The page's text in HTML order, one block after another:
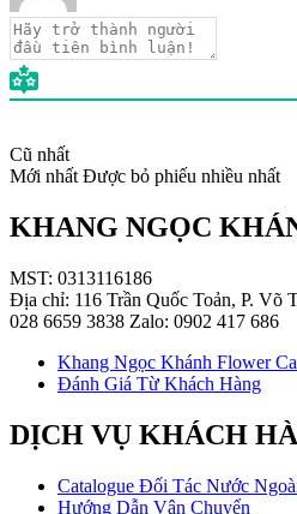
Cũ nhất
Mới nhất Được bỏ phiếu nhiều nhất
KHANG NGỌC
MST: 0313116186
Địa chỉ: 116 Trần Quốc Toản, P. Võ
028 6659 3838 Zalo: 0902 417 686
Khang Ngọc Khánh Flower
Đánh Giá Từ Khách Hàng
DỊCH VỤ KHÁCH
Catalogue Đối Tác Nước
Hướng Dẫn Vận Chuyển